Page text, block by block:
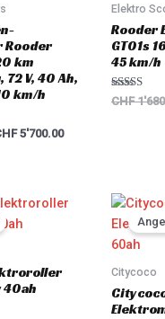
Rooder
km
V, 40 Ah,
km/h
5'700.00
Elektro
Rooder
GT01s
45 km/h
Rated
CHF
Current
CHF 3'594.00.
Citycoco